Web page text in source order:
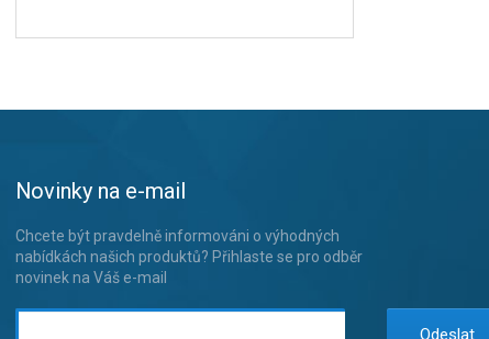
Novinky na e-mail
Chcete být pravdelně informováni o výhodných
nabídkách našich produktů? Přihlaste se pro odběr
novinek na Váš e-mail
Odeslat